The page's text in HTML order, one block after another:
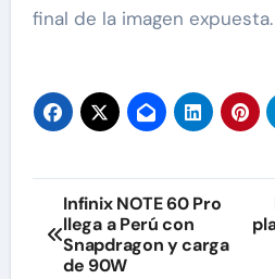
final de la imagen expuesta.
Navegación
de
Infinix NOTE 60 Pro
llega a Perú con
Snapdragon y carga
de 90W